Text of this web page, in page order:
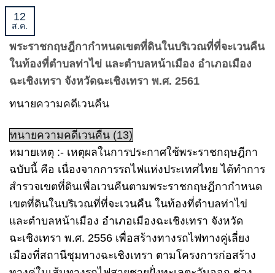
12
ส.ค.
พระราชกฤษฎีกากำหนดเขตที่ดินในบริเวณที่ที่จะเวนคืน
ในท้องที่ตำบลท่าไข่ และตำบลหน้าเมือง อำเภอเมือง
ฉะเชิงเทรา จังหวัดฉะเชิงเทรา พ.ศ. 2561
ทนายความคดีเวนคืน
ทนายความคดีเวนคืน (13)
หมายเหตุ :- เหตุผลในการประกาศใช้พระราชกฤษฎีกา
ฉบับนี้ คือ เนื่องจากการรถไฟแห่งประเทศไทย ได้ทำการ
สำรวจเขตที่ดินเพื่อเวนคืนตามพระราชกฤษฎีกากำหนด
เขตที่ดินในบริเวณที่ที่จะเวนคืน ในท้องที่ตำบลท่าไข่
และตำบลหน้าเมือง อำเภอเมืองฉะเชิงเทรา จังหวัด
ฉะเชิงเทรา พ.ศ. 2556 เพื่อสร้างทางรถไฟทางคู่เลี่ยง
เมืองที่สถานีชุมทางฉะเชิงเทรา ตามโครงการก่อสร้าง